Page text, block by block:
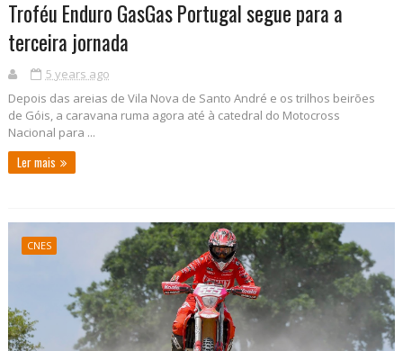
Troféu Enduro GasGas Portugal segue para a
terceira jornada
5 years ago
Depois das areias de Vila Nova de Santo André e os trilhos beirões
de Góis, a caravana ruma agora até à catedral do Motocross
Nacional para ...
Ler mais
CNES